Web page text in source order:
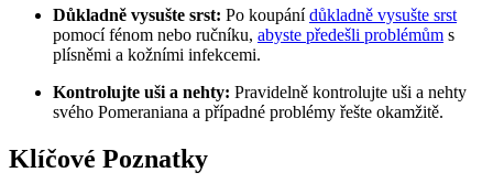
Důkladně vysušte srst: Po ⁤koupánídůkladně vysušte srst
pomocí ‍fénom nebo ručníku,​ abyste předešli problémům s⁤
plísněmi a kožními infekcemi.
Kontrolujte ⁤uši ⁣a ⁢nehty: Pravidelně kontrolujte uši ‍a nehty
svého‍ Pomeraniana a případné problémy řešte⁣ okamžitě.
Klíčové‍ Poznatky